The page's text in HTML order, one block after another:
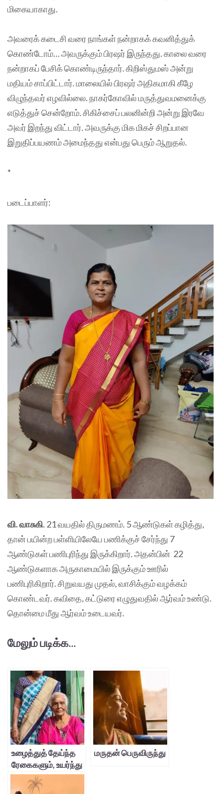
மிகையாகாது.
அவரைக் கடைசி வரை நாங்கள் நன்றாகக் கவனித்துக்
கொண்டோம்… அவருக்கும் பிரஷர் இருந்தது. காலை வரை
நன்றாகப் பேசிக் கொண்டிருந்தார். கிறிஸ்துமஸ் அன்று
மதியம் சாப்பிட்டார். மாலையில் பிரஷர் அதிகமாகி கீழே
விழுந்தவர் எழவில்லை. நாகர்கோவில் மருத்துவமனைக்கு
எடுத்துச் சென்றோம். சிகிச்சைப் பலனின்றி அன்று இரவே
அவர் இறந்து விட்டார். அவருக்கு மிக மிகச் சிறப்பான
இறுதிப்பயணம் அமைந்தது என்பது பெரும் ஆறுதல்.
*
படைப்பாளர்:
வி. வாசுகி. 21 வயதில் திருமணம். 5 ஆண்டுகள் கழித்து,
தான் பயின்ற பள்ளியிலேயே பணிக்குச் சேர்ந்து 7
ஆண்டுகள் பணிபுரிந்து இருக்கிறார். அதன்பின் 22
ஆண்டுகளாக அருகாமையில் இருக்கும் ஊரில்
பணிபுரிகிறார். சிறுவயது முதல், வாசிக்கும் வழக்கம்
கொண்டவர். கவிதை, கட்டுரை எழுதுவதில் ஆர்வம் உண்டு.
தொன்மை மீது ஆர்வம் உடையவர்.
மேலும் படிக்க...
உழைத்துத் தேய்ந்த
ரேகைகளும், உயர்ந்து
நிற்கும் குடும்பமும்
மருதன் பெருவிருந்து